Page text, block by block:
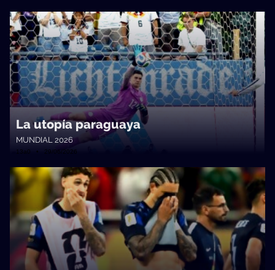
La utopía paraguaya
MUNDIAL 2026
13a0 • 29/06/2026